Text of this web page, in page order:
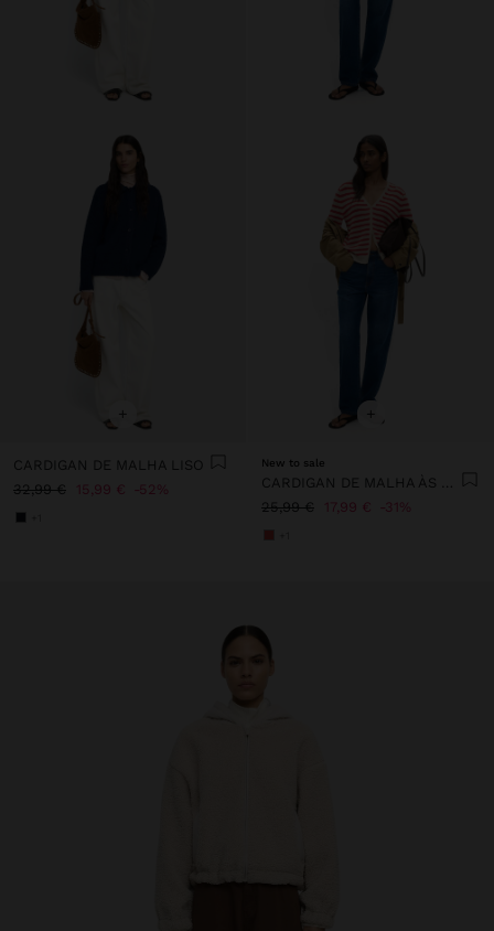
+
CARDIGAN DE MALHA LISO
32,99 €
15,99 € 52%
+
New to sale
CARDIGAN DE MALHA ÀS RISCAS
25,99 €
17,99 € 31%